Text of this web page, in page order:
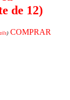
de 12)
) COMPRAR